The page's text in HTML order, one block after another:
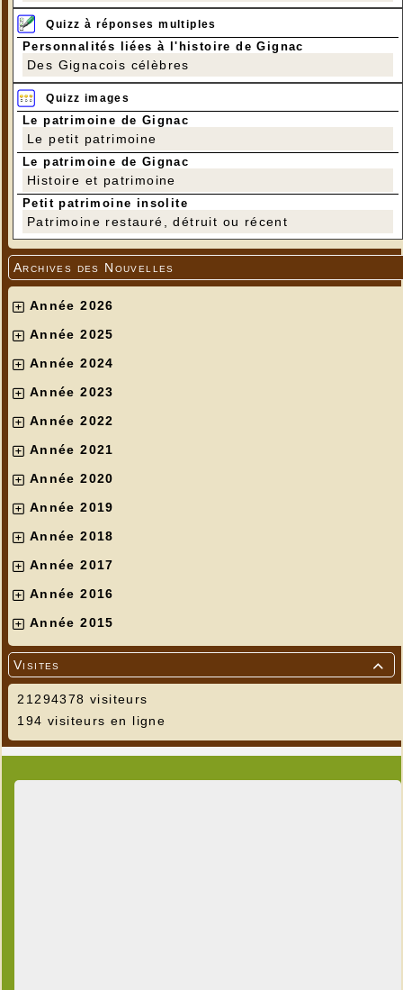
Quizz à réponses multiples
Personnalités liées à l'histoire de Gignac
Des Gignacois célèbres
Quizz images
Le patrimoine de Gignac
Le petit patrimoine
Le patrimoine de Gignac
Histoire et patrimoine
Petit patrimoine insolite
Patrimoine restauré, détruit ou récent
Archives des Nouvelles
Année 2026
Année 2025
Année 2024
Année 2023
Année 2022
Année 2021
Année 2020
Année 2019
Année 2018
Année 2017
Année 2016
Année 2015

Visites
21294378 visiteurs
194 visiteurs en ligne